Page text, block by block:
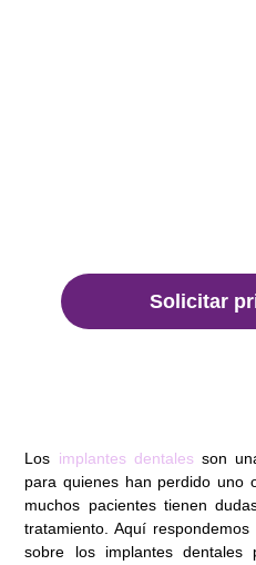
Los implantes dentalesson
para quienes han perdido uno
muchos pacientes tienen
tratamiento. Aquí
sobre los implantes dentales
Solicitar